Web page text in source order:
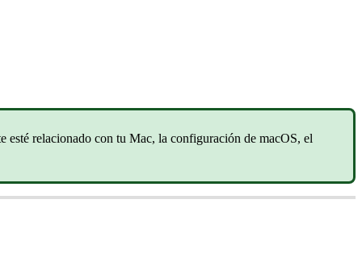
relacionado con tu Mac, la configuración de macOS, el